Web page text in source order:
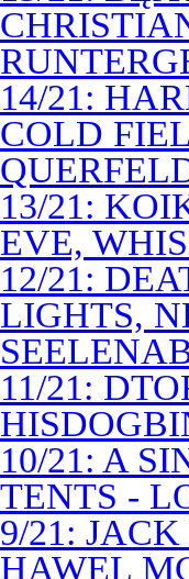
14/21:
COLD
13/21:
EVE,
12/21:
LIGHTS,
11/21:
10/21: A
TENTS -
9/21:
HAWEL